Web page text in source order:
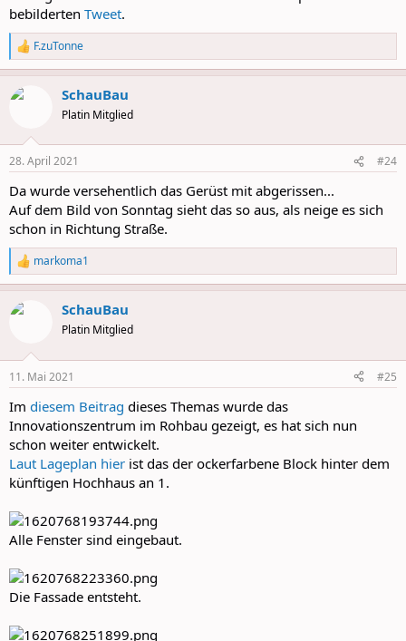
bebilderten Tweet.
R
e
a
c
s
F.zuTonne
SchauBau
Platin Mitglied
28. April 2021 #24
Da wurde versehentlich das Gerüst mit abgerissen...
Auf dem Bild von Sonntag sieht das so aus, als neige es sich
schon in Richtung Straße.
R
e
a
c
s
markoma1
SchauBau
Platin Mitglied
11. Mai 2021 #25
Im diesem Beitrag dieses Themas wurde das
Innovationszentrum im Rohbau gezeigt, es hat sich nun
schon weiter entwickelt.
Laut Lageplan hier ist das der ockerfarbene Block hinter dem
künftigen Hochhaus an 1.
Alle Fenster sind eingebaut.
Die Fassade entsteht.